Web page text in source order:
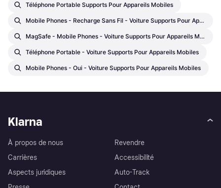
Téléphone Portable Supports Pour Appareils Mobiles
Mobile Phones - Recharge Sans Fil - Voiture Supports Pour Appareils Mobiles
MagSafe - Mobile Phones - Voiture Supports Pour Appareils Mobiles
Téléphone Portable - Voiture Supports Pour Appareils Mobiles
Mobile Phones - Oui - Voiture Supports Pour Appareils Mobiles
Klarna
À propos de nous
Carrières
Aspects juridiques
Revendre
Accessibilité
Auto-Track